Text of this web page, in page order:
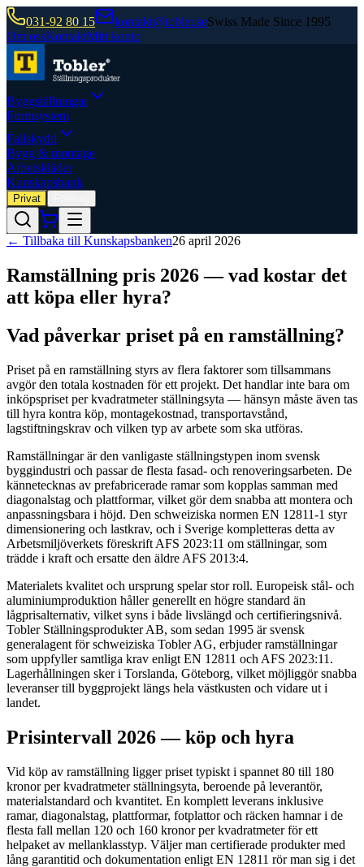
031-92 80 15 kontakt@tobler.seSwiss Made Since 1995
Om ossKontaktMitt konto
Byggställningar
Formsystem
Fallskydd
Bygg & montage
Arbetskläder
Kunskapsbank
Privat
← Tillbaka till Kunskapsbanken26 april 2026
Ramställning pris 2026 — vad kostar det
att köpa eller hyra?
Vad påverkar priset på en ramställning?
Priset på en ramställning styrs av flera faktorer som tillsammans
avgör den totala kostnaden för ett projekt. Det handlar inte bara om
inköpspriset per kvadratmeter ställningsyta — hänsyn måste även tas
till hyra kontra köp, montagekostnad, transportavstånd,
lagstiftningskrav och vilken typ av arbete som ska utföras.
Ramställningar är den vanligaste ställningstypen inom svensk
byggindustri och passar de flesta fasad- och renoveringsarbeten. De
kännetecknas av prefabricerade ramar som kopplas samman med
diagonalstag och plattformar, vilket gör dem snabba att montera och
anpassningsbara i höjd. Den schweiziska normen EN 12811-1 styr
dimensionering och lastkrav, och i Sverige kompletteras detta av
Arbetsmiljöverkets föreskrift AFS 2023:11 om ställningar, som
trädde i kraft och ersatte den äldre AFS 2013:4.
Materialets kvalitet och ursprung spelar stor roll. Europeisk stål- och
aluminiumproduktion håller generellt en högre standard än
lågprisalternativ, vilket syns i både livslängd och certifieringsnivå.
Tobler Ställningsprodukter AB, som sedan 1995 är svensk
generalagent för schweiziska Tobler AG, erbjuder ramställningar
som uppfyller samtliga krav enligt EN 12811 och AFS 2023:11.
Lagerhållningen sker i Torslanda, Göteborg, vilket möjliggör snabba
leveranser till byggprojekt längs hela västkusten och vidare ut i
landet.
Prisintervall 2026 — köp och hyra
Vid köp av ramställning ligger priset typiskt i spannet 80 till 180
kronor per kvadratmeter ställningsyta, beroende på leverantör,
materialstandard och kvantitet. En komplett leverans inklusive
ramar, diagonalstag, plattformar, fotplattor och räcken hamnar i de
flesta fall mellan 120 och 160 kronor per kvadratmeter för ett
helpaket av mellanklasstyp. Väljer man certifierade produkter med
lång garantitid och dokumentation enligt EN 12811 rör man sig i det